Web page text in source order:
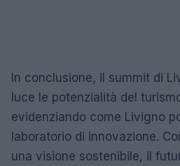
In conclusione, il summit di
luce le potenzialità del
evidenziando come Livigno
laboratorio di innovazione.
una visione sostenibile, il